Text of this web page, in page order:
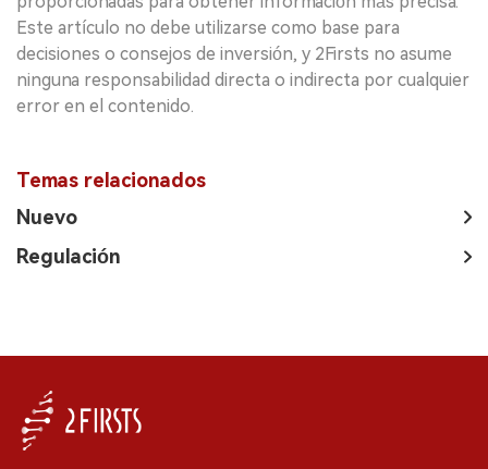
Este artículo no debe utilizarse como base para
decisiones o consejos de inversión, y 2Firsts no asume
ninguna responsabilidad directa o indirecta por cualquier
error en el contenido.
Temas relacionados
Nuevo
Regulación